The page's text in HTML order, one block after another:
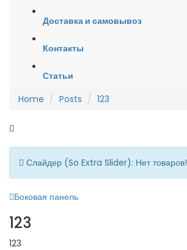
Доставка и самовывоз
Контакты
Статьи
Home
Posts 123
Слайдер (So Extra Slider): Нет товаров!
Боковая панель
123
123